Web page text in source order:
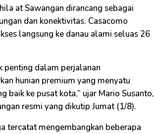
at Sawangan dirancang sebagai
dan konektivitas. Casacomo
langsung ke danau alami seluas 26
penting dalam perjalanan
hunian premium yang menyatu
baik ke pusat kota,” ujar Mario Susanto,
resmi yang dikutip Jumat (1/8).
tercatat mengembangkan beberapa